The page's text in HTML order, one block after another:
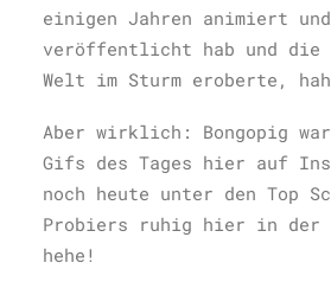
einigen Jahren animiert
veröffentlicht hab und die
Welt im Sturm eroberte,
Aber wirklich: Bongopig
Gifs des Tages hier auf
noch heute unter den Top
Probiers ruhig hier in der
hehe!